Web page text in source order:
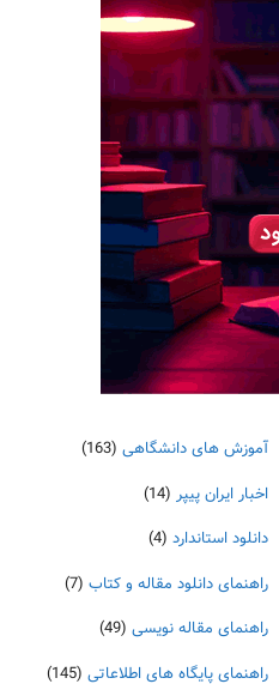
آموزش های دانشگاهی (163)
اخبار ایران پیپر (14)
دانلود استاندارد (4)
راهنمای دانلود مقاله و کتاب (7)
راهنمای مقاله نویسی (49)
راهنمای پایگاه های اطلاعاتی (145)